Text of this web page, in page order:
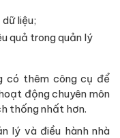
liệu;
quả trong quản lý
có thêm công cụ để
động chuyên môn
thống nhất hơn.
lý và điều hành nhà